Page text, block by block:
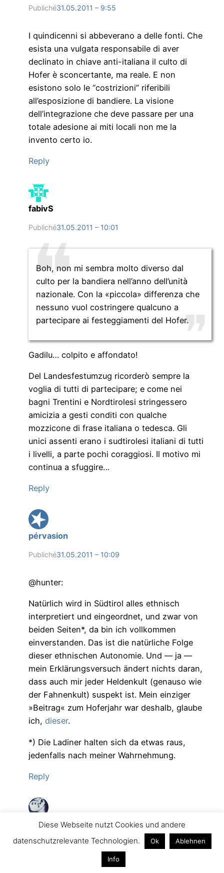
Publiché31.05.2011 – 9:55
I quindicenni si abbeverano a delle fonti. Che
esista una vulgata responsabile di aver
declinato in chiave anti-italiana il culto di
Hofer è sconcertante, ma reale. E non
esistono solo le “costrizioni” riferibili
all’esposizione di bandiere. La visione
dell’integrazione che deve passare per una
totale adesione ai miti locali non me la
invento certo io.
Reply
fabivS
Publiché31.05.2011 – 10:01
Boh, non mi sembra molto diverso dal
culto per la bandiera nell’anno dell’unità
nazionale. Con la «piccola» differenza che
nessuno vuol costringere qualcuno a
partecipare ai festeggiamenti del Hofer.
Gadilu… colpito e affondato!
Del Landesfestumzug ricorderò sempre la
voglia di tutti di partecipare; e come nei
bagni Trentini e Nordtirolesi stringessero
amicizia a gesti conditi con qualche
mozzicone di frase italiana o tedesca. Gli
unici assenti erano i sudtirolesi italiani di tutti
i livelli, a parte pochi coraggiosi. Il motivo mi
continua a sfuggire…
Reply
pérvasion
Publiché31.05.2011 – 10:09
@hunter:
Natürlich wird in Südtirol alles ethnisch
interpretiert und eingeordnet, und zwar von
beiden Seiten*, da bin ich vollkommen
einverstanden. Das ist die natürliche Folge
dieser ethnischen Autonomie. Und — ja —
mein Erklärungsversuch ändert nichts daran,
dass auch mir jeder Heldenkult (genauso wie
der Fahnenkult) suspekt ist. Mein einziger
»Beitrag« zum Hoferjahr war deshalb, glaube
ich, dieser.
*) Die Ladiner halten sich da etwas raus,
jedenfalls nach meiner Wahrnehmung.
Reply
gadilu
Publiché31.05.2011 – 13:09
Fabio, galleggio benissimo (certo, anche
Diese Webseite nutzt Cookies und andere
datenschutzrelevante Technologien.
Ok Ablehnen
Info